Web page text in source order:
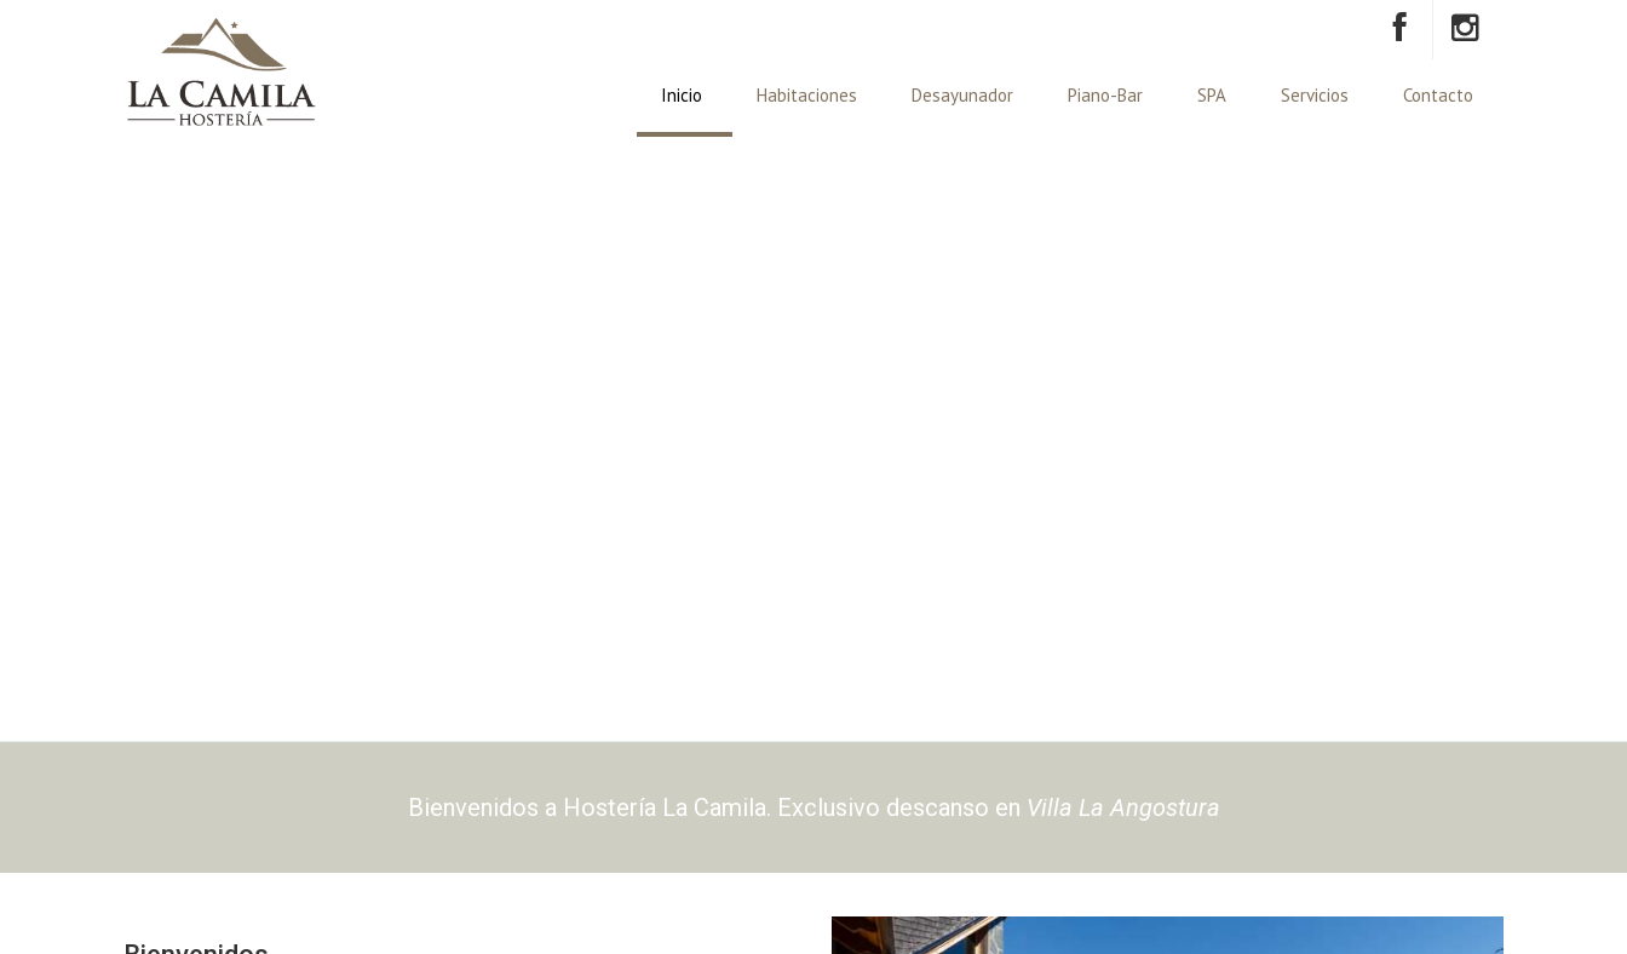
Inicio Habitaciones Desayunador Piano-Bar SPA Servicios Contacto
Bienvenidos a Hostería La Camila. Exclusivo descanso en Villa La Angostura